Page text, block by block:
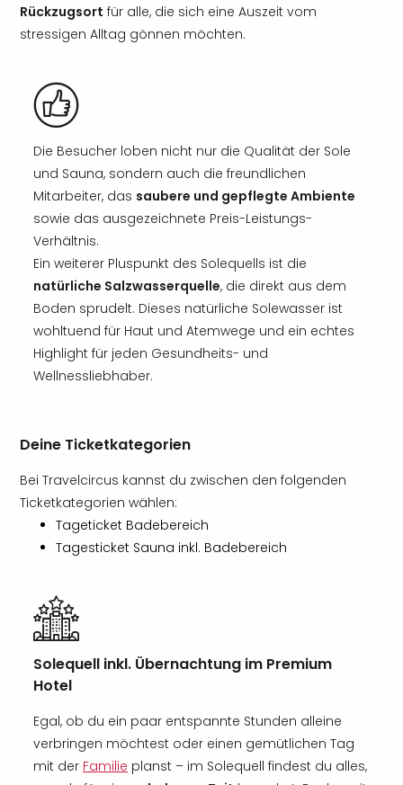
Rückzugsort für alle, die sich eine Auszeit vom
stressigen Alltag gönnen möchten.
Die Besucher loben nicht nur die Qualität der Sole
und Sauna, sondern auch die freundlichen
Mitarbeiter, das saubere und gepflegte Ambiente
sowie das ausgezeichnete Preis-Leistungs-
Verhältnis.
Ein weiterer Pluspunkt des Solequells ist die
natürliche Salzwasserquelle, die direkt aus dem
Boden sprudelt. Dieses natürliche Solewasser ist
wohltuend für Haut und Atemwege und ein echtes
Highlight für jeden Gesundheits- und
Wellnessliebhaber.
Deine Ticketkategorien
Bei Travelcircus kannst du zwischen den folgenden
Ticketkategorien wählen:
Tageticket Badebereich
Tagesticket Sauna inkl. Badebereich
Solequell inkl. Übernachtung im Premium
Hotel
Egal, ob du ein paar entspannte Stunden alleine
verbringen möchtest oder einen gemütlichen Tag
mit der Familie planst – im Solequell findest du alles,